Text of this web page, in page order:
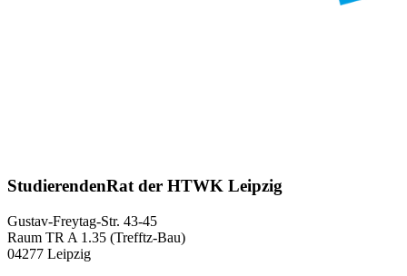
StudierendenRat der HTWK Leipzig
Gustav-Freytag-Str. 43-45
Raum TR A 1.35 (Trefftz-Bau)
04277 Leipzig